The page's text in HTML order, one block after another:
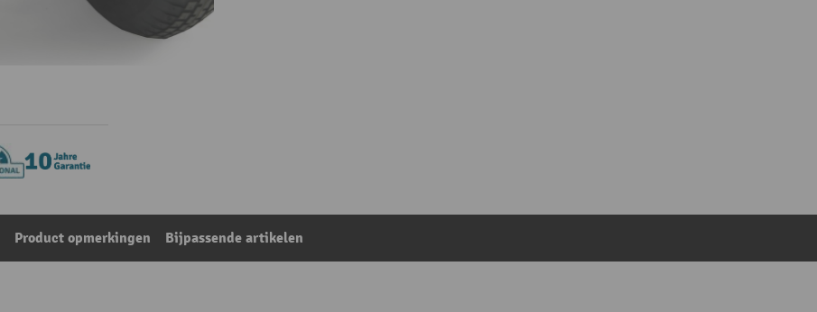
Product opmerkingen Bijpassende artikelen